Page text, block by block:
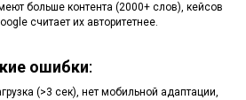
больше контента (2000+ слов), кейсов
считает их авторитетнее.
ошибки:
(>3 сек), нет мобильной адаптации,